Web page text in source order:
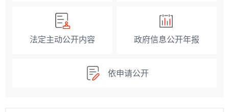
法定主动公开内容 政府信息公开年报
依申请公开